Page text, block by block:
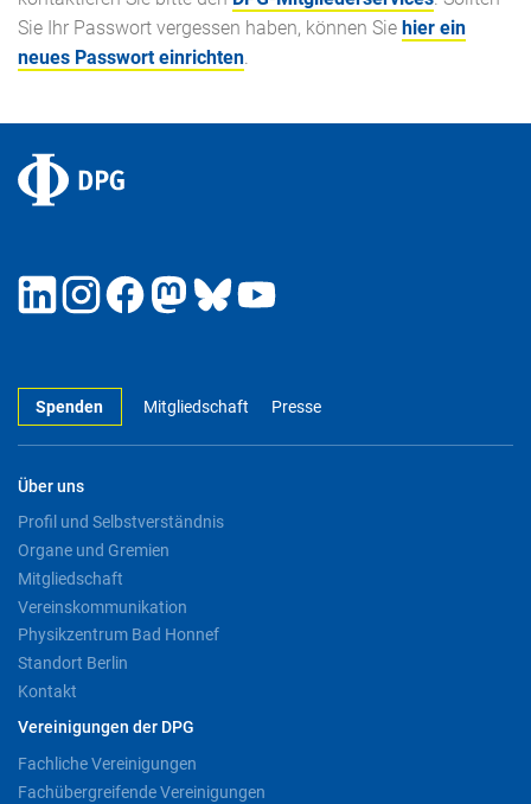
Sie Ihr Passwort vergessen haben, können Sie hier ein
neues Passwort einrichten
Spenden Mitgliedschaft Presse
Über uns
Profil und Selbstverständnis
Organe und Gremien
Mitgliedschaft
Vereinskommunikation
Physikzentrum Bad Honnef
Standort Berlin
Kontakt
Vereinigungen der DPG
Fachliche Vereinigungen
Fachübergreifende Vereinigungen